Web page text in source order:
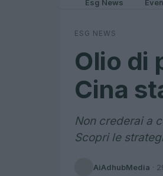
Esg News
ESG NEWS
Olio di
Cina
Non crederai a
Scopri le
AiAdhubMedia ·